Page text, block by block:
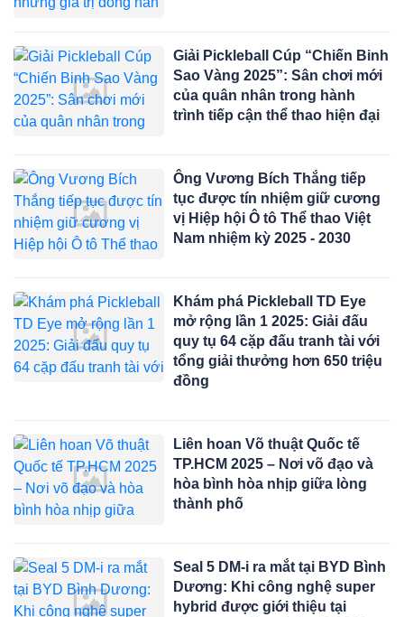
Giải Pickleball Cúp “Chiến Binh
Sao Vàng 2025”: Sân chơi mới
của quân nhân trong hành
trình tiếp cận thể thao hiện đại
Ông Vương Bích Thắng tiếp
tục được tín nhiệm giữ cương
vị Hiệp hội Ô tô Thể thao Việt
Nam nhiệm kỳ 2025 - 2030
Khám phá Pickleball TD Eye
mở rộng lần 1 2025: Giải đấu
quy tụ 64 cặp đấu tranh tài với
tổng giải thưởng hơn 650 triệu
đồng
Liên hoan Võ thuật Quốc tế
TP.HCM 2025 – Nơi võ đạo và
hòa bình hòa nhịp giữa lòng
thành phố
Seal 5 DM-i ra mắt tại BYD Bình
Dương: Khi công nghệ super
hybrid được giới thiệu tại